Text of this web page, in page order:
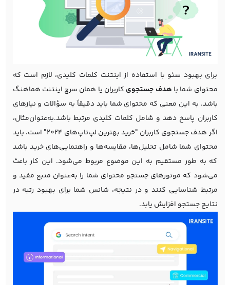
برای بهبود سئو با استفاده از اینتنت کلمات کلیدی، لازم است که
محتوای شما با هدف جستجوی کاربران یا همان سرچ اینتنت هماهنگ
باشد. به این معنی که محتوای شما باید دقیقاً به سؤالات و نیازهای
کاربران پاسخ دهد و شامل کلمات کلیدی مرتبط باشد.به‌عنوان‌مثال،
اگر هدف جستجوی کاربران "خرید بهترین لپ‌تاپ‌های 2024" است، باید
محتوای شما شامل تحلیل‌ها، مقایسه‌ها و راهنمایی‌های خرید باشد
که به طور مستقیم به این موضوع مربوط می‌شود. این کار باعث
می‌شود که موتورهای جستجو محتوای شما را به‌عنوان منبع مفید و
مرتبط شناسایی کنند و در نتیجه، شانس شما برای بهبود رتبه در
نتایج جستجو افزایش یابد.